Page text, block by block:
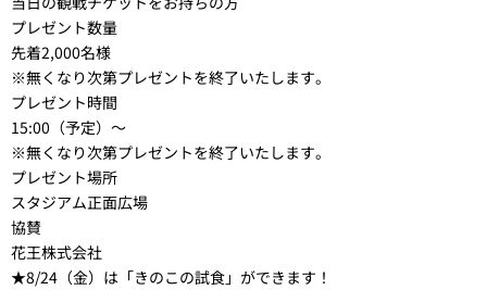
プレゼント数量
先着2,000名様
※無くなり次第プレゼントを終了いたします。
プレゼント時間
15:00（予定）～
※無くなり次第プレゼントを終了いたします。
プレゼント場所
スタジアム正面広場
協賛
花王株式会社
★8/24（金）は「きのこの試食」ができます！